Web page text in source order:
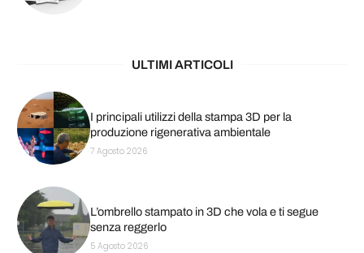
ULTIMI ARTICOLI
I principali utilizzi della stampa 3D per la
produzione rigenerativa ambientale
7 Agosto 2026
L’ombrello stampato in 3D che vola e ti segue
senza reggerlo
5 Agosto 2026